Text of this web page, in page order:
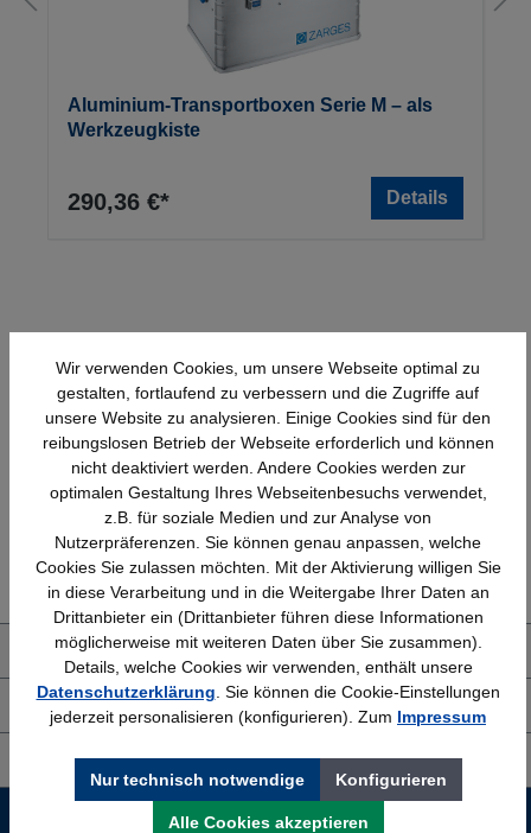
Aluminium-Transportboxen Serie M – als
Werkzeugkiste
290,36 €* Details
Schnelle Lieferung
Bundesweit
Topmarken
Faire Preise
Erfahrung
Bewährt seit 1958
Kostenlose Beratung
(04205) 635940
Über uns
Shop Service
Informationen
Wir verwenden Cookies, um unsere Webseite optimal zu
gestalten, fortlaufend zu verbessern und die Zugriffe auf
unsere Website zu analysieren. Einige Cookies sind für den
reibungslosen Betrieb der Webseite erforderlich und können
nicht deaktiviert werden. Andere Cookies werden zur
optimalen Gestaltung Ihres Webseitenbesuchs verwendet,
z.B. für soziale Medien und zur Analyse von
Nutzerpräferenzen. Sie können genau anpassen, welche
Cookies Sie zulassen möchten. Mit der Aktivierung willigen Sie
in diese Verarbeitung und in die Weitergabe Ihrer Daten an
Drittanbieter ein (Drittanbieter führen diese Informationen
möglicherweise mit weiteren Daten über Sie zusammen).
Details, welche Cookies wir verwenden, enthält unsere
Datenschutzerklärung . Sie können die Cookie-Einstellungen
jederzeit personalisieren (konfigurieren). Zum Impressum
Nur technisch notwendige Konfigurieren
Alle Cookies akzeptieren